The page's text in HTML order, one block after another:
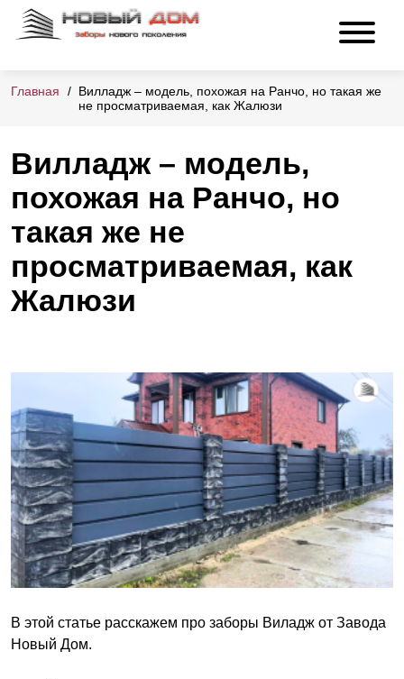
Главная
Вилладж – модель, похожая на Ранчо, но такая же
не просматриваемая, как Жалюзи
Вилладж – модель,
похожая на Ранчо, но
такая же не
просматриваемая, как
Жалюзи
В этой статье расскажем про заборы Виладж от Завода
Новый Дом.